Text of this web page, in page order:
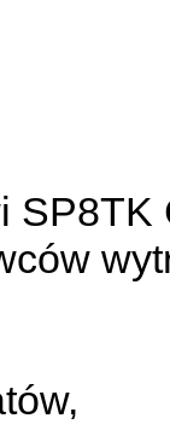
SP8TK